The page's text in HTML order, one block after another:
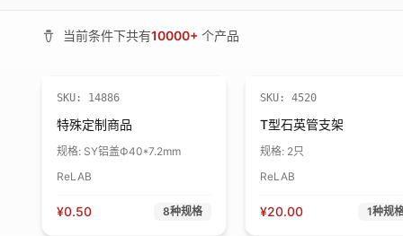
当前条件下共有10000+ 个产品
SKU: 14886
特殊定制商品
规格: SY铝盖Ф40*7.2mm
ReLAB
¥0.50 8种规格
SKU: 4520
T型石英管支架
规格: 2只
ReLAB
¥20.00 1种规